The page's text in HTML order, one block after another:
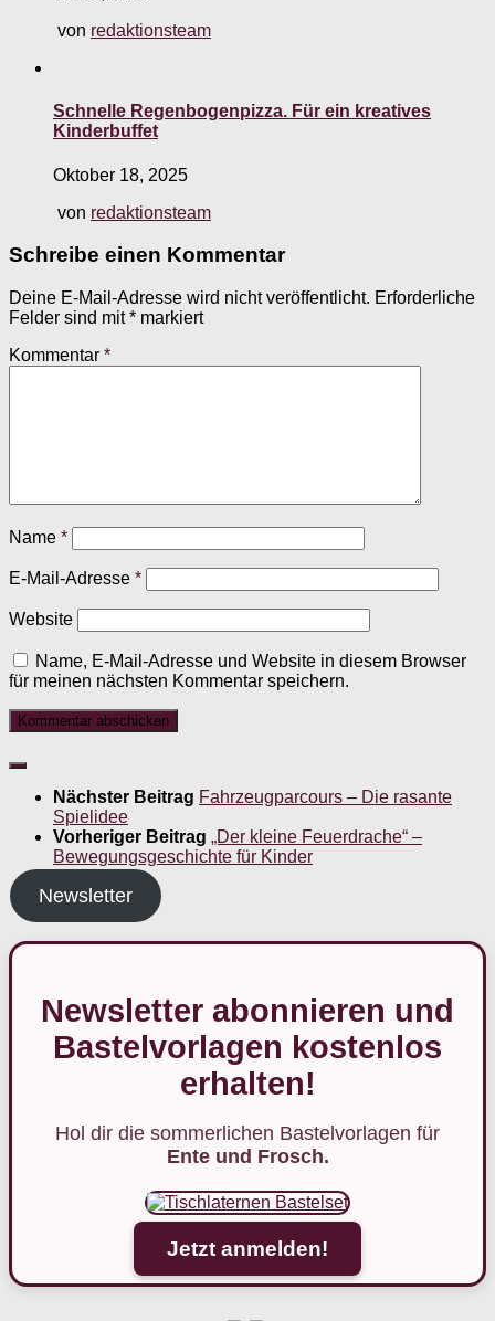
von redaktionsteam
Schnelle Regenbogenpizza. Für ein kreatives
Kinderbuffet
Oktober 18, 2025
von redaktionsteam
Schreibe einen Kommentar
Deine E-Mail-Adresse wird nicht veröffentlicht. Erforderliche
Felder sind mit* markiert
Kommentar *
Name *
E-Mail-Adresse *
Website
Name, E-Mail-Adresse und Website in diesem Browser
für meinen nächsten Kommentar speichern.
Nächster Beitrag Fahrzeugparcours – Die rasante
Spielidee
Vorheriger Beitrag „Der kleine Feuerdrache“ –
Bewegungsgeschichte für Kinder
Newsletter
Newsletter abonnieren und
Bastelvorlagen kostenlos
erhalten!
Hol dir die sommerlichen Bastelvorlagen für
Ente und Frosch.
Jetzt anmelden!